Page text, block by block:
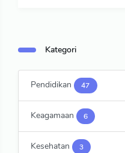
Kategori
Pendidikan 47
Keagamaan 6
Kesehatan 3